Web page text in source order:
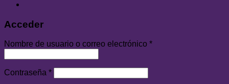
Acceder
Nombre de usuario o correo electrónico *
Contraseña *